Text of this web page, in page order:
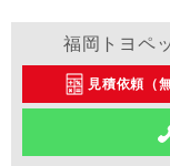
福岡トヨペ
見積依頼（無